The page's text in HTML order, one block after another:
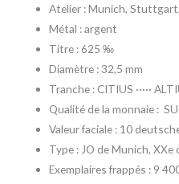
Atelier : Munich,
Métal : argent
Titre : 625 ‰
Diamètre : 32,5 mm
Tranche : CITIUS ·····
Qualité de la monnaie :
Valeur faciale : 10
Type : JO de Munich, XXe
Exemplaires frappés : 9